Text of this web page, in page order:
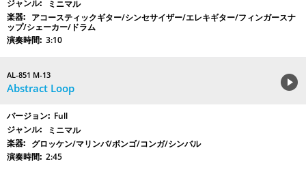
ミニマル
アコースティックギター/シンセサイザー/エレキギター/フィンガースナ
ップ/シェーカー/ドラム
3:10
AL-851 M-13
Abstract Loop
Full
ミニマル
グロッケン/マリンバ/ボンゴ/コンガ/シンバル
2:45